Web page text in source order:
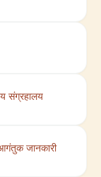
संग्रहालय
आगंतुक जानकारी